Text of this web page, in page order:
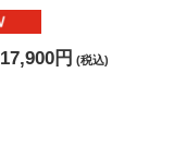
17,900円 (税込)